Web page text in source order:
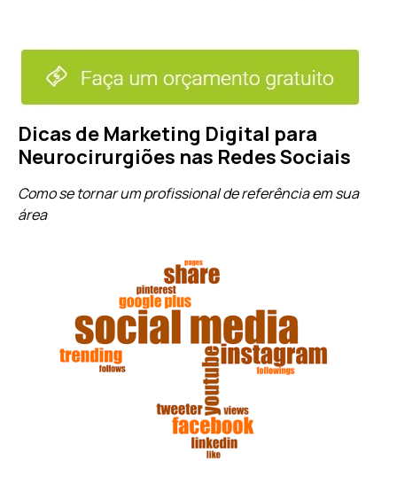
Dicas de Marketing Digital para
Neurocirurgiões nas Redes Sociais
Como se tornar um profissional de referência em sua
área